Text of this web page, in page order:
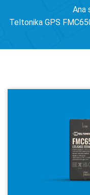
Ana
Teltonika GPS